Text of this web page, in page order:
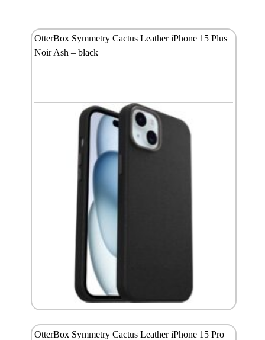
OtterBox Symmetry Cactus Leather iPhone 15 Plus
Noir Ash – black
OtterBox Symmetry Cactus Leather iPhone 15 Pro